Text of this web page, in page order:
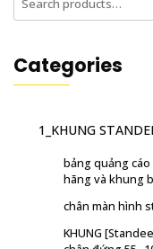
Categories
1_KHUNG
bảng quảng
hãng và khung
chân màn hình
KHUNG